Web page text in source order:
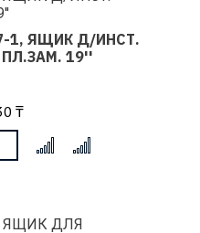
1, ЯЩИК Д/ИНСТ.
ПЛ.ЗАМ. 19''
₸